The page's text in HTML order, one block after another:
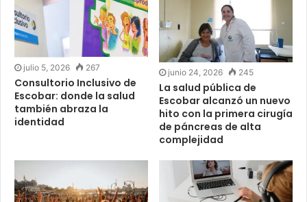
julio 5, 2026 267
Consultorio Inclusivo de
Escobar: donde la salud
también abraza la
identidad
junio 24, 2026 245
La salud pública de
Escobar alcanzó un nuevo
hito con la primera cirugía
de páncreas de alta
complejidad